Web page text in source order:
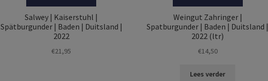
Salwey | Kaiserstuhl |
Spätburgunder | Baden | Duitsland |
2022
€21,95
Weingut Zahringer |
Spatburgunder | Baden | Duitsland |
2022 (ltr)
€14,50
Lees verder